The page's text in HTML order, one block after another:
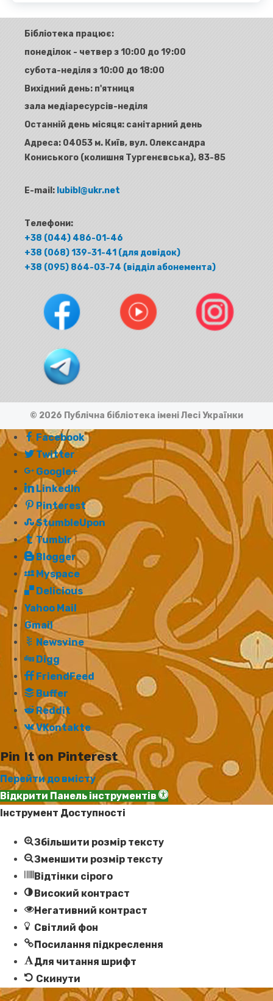
Бібліотека працює:
понеділок - четвер з 10:00 до 19:00
субота-неділя з 10:00 до 18:00
Вихідний день: п'ятниця
зала медіаресурсів-неділя
Останній день місяця: санітарний день
Адреса: 04053 м. Київ, вул. Олександра
Кониського (колишня Тургенєвська), 83-85
E-mail: lubibl@ukr.net
Телефони:
+38 (044) 486-01-46
+38 (068) 139-31-41 (для довідок)
+38 (095) 864-03-74 (відділ абонемента)
© 2026 Публічна бібліотека імені Лесі Українки
Facebook
Twitter
Google+
LinkedIn
Pinterest
StumbleUpon
Tumblr
Blogger
Myspace
Delicious
Yahoo Mail
Gmail
Newsvine
Digg
FriendFeed
Buffer
Reddit
VKontakte
Pin It on Pinterest
Перейти до вмісту
Відкрити Панель інструментів
Інструмент Доступності
Збільшити розмір тексту
Зменшити розмір тексту
Відтінки сірого
Високий контраст
Негативний контраст
Світлий фон
Посилання підкреслення
Для читання шрифт
Скинути